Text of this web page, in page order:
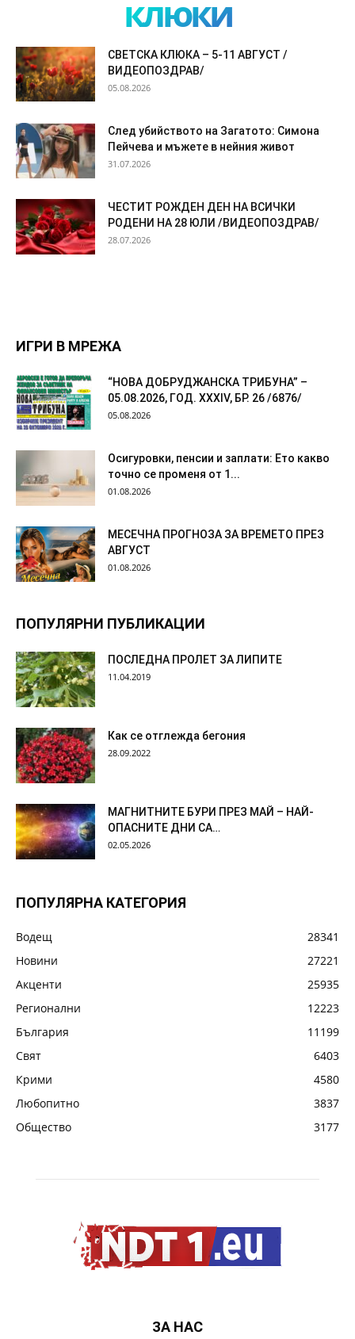
клюки
СВЕТСКА КЛЮКА – 5-11 АВГУСТ /
ВИДЕОПОЗДРАВ/
05.08.2026
След убийството на Загатото: Симона
Пейчева и мъжете в нейния живот
31.07.2026
ЧЕСТИТ РОЖДЕН ДЕН НА ВСИЧКИ
РОДЕНИ НА 28 ЮЛИ /ВИДЕОПОЗДРАВ/
28.07.2026
ИГРИ В МРЕЖА
“НОВА ДОБРУДЖАНСКА ТРИБУНА” –
05.08.2026, ГОД. XXХIV, БР. 26 /6876/
05.08.2026
Осигуровки, пенсии и заплати: Ето какво
точно се променя от 1...
01.08.2026
МЕСЕЧНА ПРОГНОЗА ЗА ВРЕМЕТО ПРЕЗ
АВГУСТ
01.08.2026
ПОПУЛЯРНИ ПУБЛИКАЦИИ
ПОСЛЕДНА ПРОЛЕТ ЗА ЛИПИТЕ
11.04.2019
Как се отглежда бегония
28.09.2022
МАГНИТНИТЕ БУРИ ПРЕЗ МАЙ – НАЙ-
ОПАСНИТЕ ДНИ СА…
02.05.2026
ПОПУЛЯРНА КАТЕГОРИЯ
Водещ
28341
Новини
27221
Акценти
25935
Регионални
12223
България
11199
Свят
6403
Крими
4580
Любопитно
3837
Общество
3177
ЗА НАС